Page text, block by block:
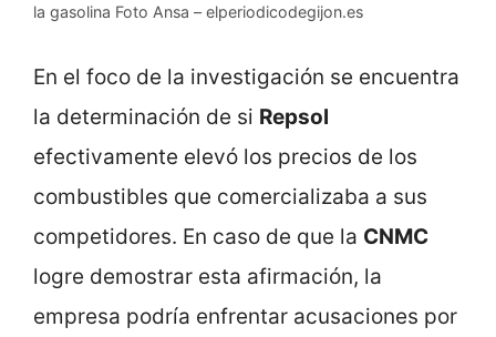
la gasolina Foto Ansa – elperiodicodegijon.es
En el foco de la investigación se encuentra
la determinación de si Repsol
efectivamente elevó los precios de los
combustibles que comercializaba a sus
competidores. En caso de que la CNMC
logre demostrar esta afirmación, la
empresa podría enfrentar acusaciones por